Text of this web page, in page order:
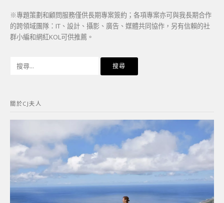
※專題策劃和顧問服務僅供長期專案簽約；各項專案亦可與我長期合作
的跨領域團隊：IT、設計、攝影、廣告、媒體共同協作，另有信賴的社
群小編和網紅KOL可供推薦。
字:
關於CJ夫人